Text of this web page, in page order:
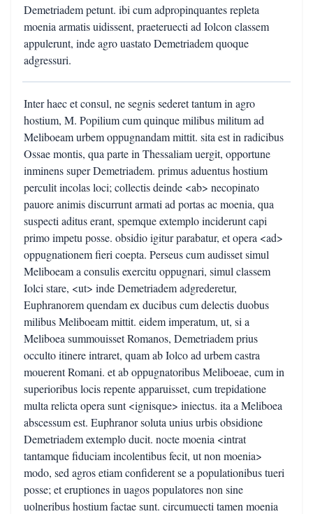
Demetriadem petunt. ibi cum adpropinquantes repleta
moenia armatis uidissent, praeteruecti ad Iolcon classem
appulerunt, inde agro uastato Demetriadem quoque
adgressuri.
Inter haec et consul, ne segnis sederet tantum in agro
hostium, M. Popilium cum quinque milibus militum ad
Meliboeam urbem oppugnandam mittit. sita est in radicibus
Ossae montis, qua parte in Thessaliam uergit, opportune
inminens super Demetriadem. primus aduentus hostium
perculit incolas loci; collectis deinde <ab> necopinato
pauore animis discurrunt armati ad portas ac moenia, qua
suspecti aditus erant, spemque extemplo inciderunt capi
primo impetu posse. obsidio igitur parabatur, et opera <ad>
oppugnationem fieri coepta. Perseus cum audisset simul
Meliboeam a consulis exercitu oppugnari, simul classem
Iolci stare, <ut> inde Demetriadem adgrederetur,
Euphranorem quendam ex ducibus cum delectis duobus
milibus Meliboeam mittit. eidem imperatum, ut, si a
Meliboea summouisset Romanos, Demetriadem prius
occulto itinere intraret, quam ab Iolco ad urbem castra
mouerent Romani. et ab oppugnatoribus Meliboeae, cum in
superioribus locis repente apparuisset, cum trepidatione
multa relicta opera sunt <ignisque> iniectus. ita a Meliboea
abscessum est. Euphranor soluta unius urbis obsidione
Demetriadem extemplo ducit. nocte moenia <intrat
tantamque fiduciam incolentibus fecit, ut non moenia>
modo, sed agros etiam confiderent se a populationibus tueri
posse; et eruptiones in uagos populatores non sine
uolneribus hostium factae sunt. circumuecti tamen moenia